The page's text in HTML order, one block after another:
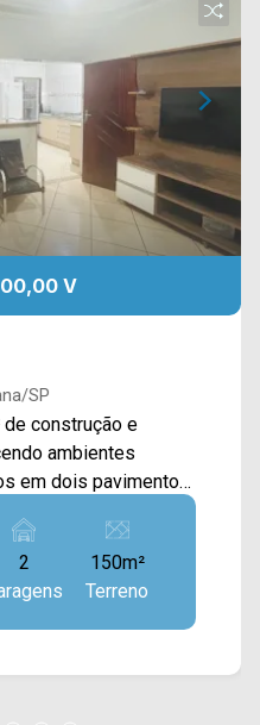
V
SP
construção e
ambientes
em dois pavimentos,
conforto,
de convivência
de jantar integrada à
praticidade e
de apoio que dá
2
150m²
Terreno